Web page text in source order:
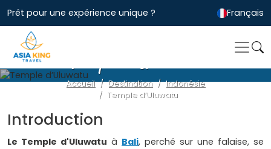
Prêt pour une expérience unique ? Français
Temple d’Uluwatu
Accueil Destination
Indonésie
Temple d’Uluwatu
Introduction
Le Temple d'Uluwatu à Bali, perché sur une falaise, se